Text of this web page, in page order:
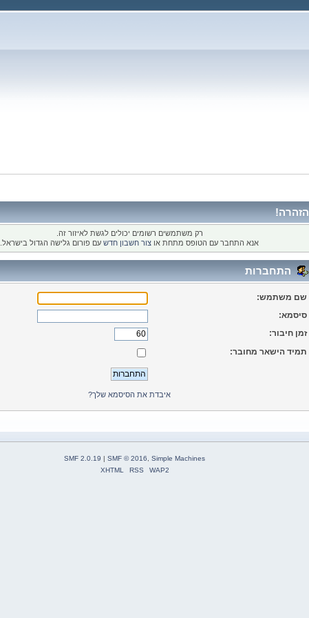
הזהרה!
רק משתמשים רשומים יכולים לגשת לאיזור זה.
אנא התחבר עם הטופס מתחת או צור חשבון חדש עם פורום גלישה הגדול בישראל.
התחברות
שם משתמש:
סיסמא:
זמן חיבור:
תמיד הישאר מחובר:
איבדת את הסיסמא שלך?
SMF 2.0.19 | SMF © 2016
Simple Machines
XHTML
RSS WAP2